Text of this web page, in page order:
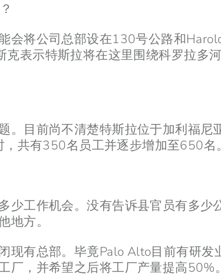
会将公司总部设在130号公路和
表示特斯拉将在这里围绕科罗拉多
。目前尚不清楚特斯拉位于加利福尼
共有350名员工并逐步增加至650名。
少工作机会。没有告诉县官员有多
地方。
现有总部。毕竟Palo Alto目前有研
厂，并希望之后将工厂产量提高50%。